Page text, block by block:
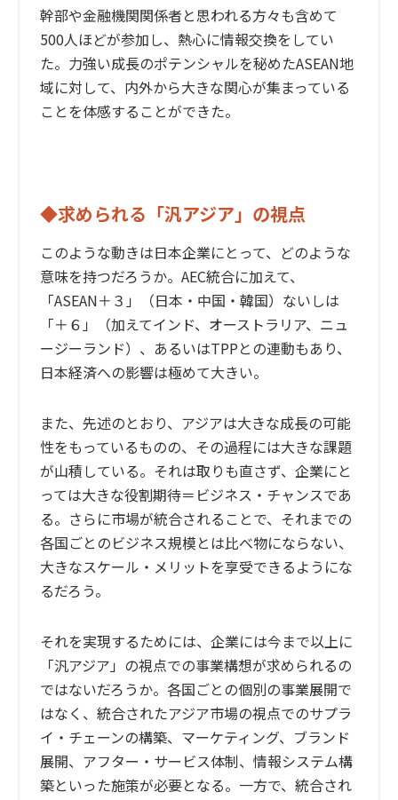
幹部や金融機関関係者と思われる方々も含めて
500人ほどが参加し、熱心に情報交換をしてい
た。力強い成長のポテンシャルを秘めたASEAN地
域に対して、内外から大きな関心が集まっている
ことを体感することができた。
◆求められる「汎アジア」の視点
このような動きは日本企業にとって、どのような
意味を持つだろうか。AEC統合に加えて、
「ASEAN＋３」（日本・中国・韓国）ないしは
「＋６」（加えてインド、オーストラリア、ニュ
ージーランド）、あるいはTPPとの連動もあり、
日本経済への影響は極めて大きい。
また、先述のとおり、アジアは大きな成長の可能
性をもっているものの、その過程には大きな課題
が山積している。それは取りも直さず、企業にと
っては大きな役割期待＝ビジネス・チャンスであ
る。さらに市場が統合されることで、それまでの
各国ごとのビジネス規模とは比べ物にならない、
大きなスケール・メリットを享受できるようにな
るだろう。
それを実現するためには、企業には今まで以上に
「汎アジア」の視点での事業構想が求められるの
ではないだろうか。各国ごとの個別の事業展開で
はなく、統合されたアジア市場の視点でのサプラ
イ・チェーンの構築、マーケティング、ブランド
展開、アフター・サービス体制、情報システム構
築といった施策が必要となる。一方で、統合され